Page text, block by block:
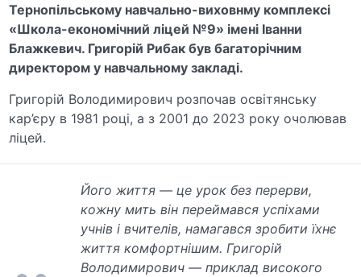
Тернопільському навчально-виховнму комплексі
«Школа-економічний ліцей №9» імені Іванни
Блажкевич. Григорій Рибак був багаторічним
директором у навчальному закладі.
Григорій Володимирович розпочав освітянську
кар’єру в 1981 році, а з 2001 до 2023 року очолював
ліцей.
Його життя — це урок без перерви,
кожну мить він переймався успіхами
учнів і вчителів, намагався зробити їхнє
життя комфортнішим. Григорій
Володимирович — приклад високого